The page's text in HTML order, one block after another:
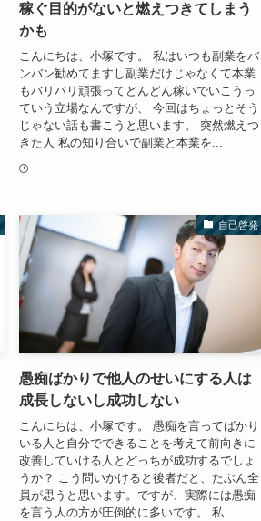
稼ぐ目的がないと燃えつきてしまう
かも
こんにちは、小塚です。 私はいつも副業をバ
ンバン勧めてますし副業だけじゃなくて本業
もバリバリ頑張ってどんどん稼いでいこうっ
ていう立場なんですが、 今回はちょっとそう
じゃない話も書こうと思います。 突然燃えつ
きた人 私の知り合いで副業と本業を...
自己啓発
愚痴ばかりで他人のせいにする人は
成長しないし成功しない
こんにちは、小塚です。 愚痴を言ってばかり
いる人と自分でできることを考えて前向きに
改善していける人とどっちが成功するでしょ
うか？ こう問いかけると後者だと、たぶん全
員が思うと思います。ですが、実際には愚痴
を言う人の方が圧倒的に多いです。 私...